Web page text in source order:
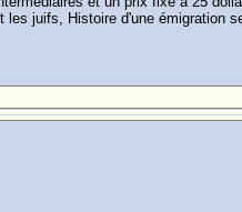
juifs, Histoire d'une émigration